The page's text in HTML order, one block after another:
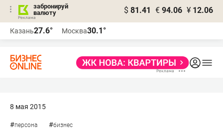
забронируй
валюту
$ 81.41 € 94.06 ¥ 12.06
Казань27.6° Москва30.1°
8 мая 2015
#персона #бизнес